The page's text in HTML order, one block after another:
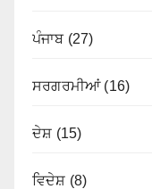
ਪੰਜਾਬ (27)
ਸਰਗਰਮੀਆਂ (16)
ਦੇਸ਼ (15)
ਵਿਦੇਸ਼ (8)